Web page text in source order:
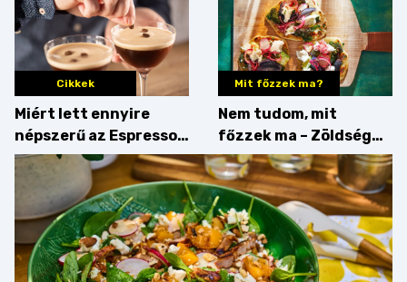
Cikkek
Miért lett ennyire
népszerű az Espresso
Martini – és mit
érdemes enni mellé?
Mit főzzek ma?
Nem tudom, mit
főzzek ma – Zöldség
minden mennyiségben